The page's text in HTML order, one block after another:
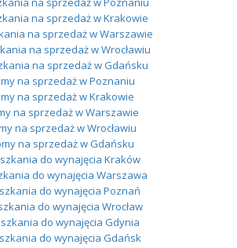
na sprzedaż w Krakowie
na sprzedaż w Warszawie
na sprzedaż w Wrocławiu
na sprzedaż w Gdańsku
na sprzedaż w Poznaniu
na sprzedaż w Krakowie
na sprzedaż w Warszawie
na sprzedaż w Wrocławiu
na sprzedaż w Gdańsku
do wynajęcia Kraków
do wynajęcia Warszawa
do wynajęcia Poznań
do wynajęcia Wrocław
do wynajęcia Gdynia
do wynajęcia Gdańsk